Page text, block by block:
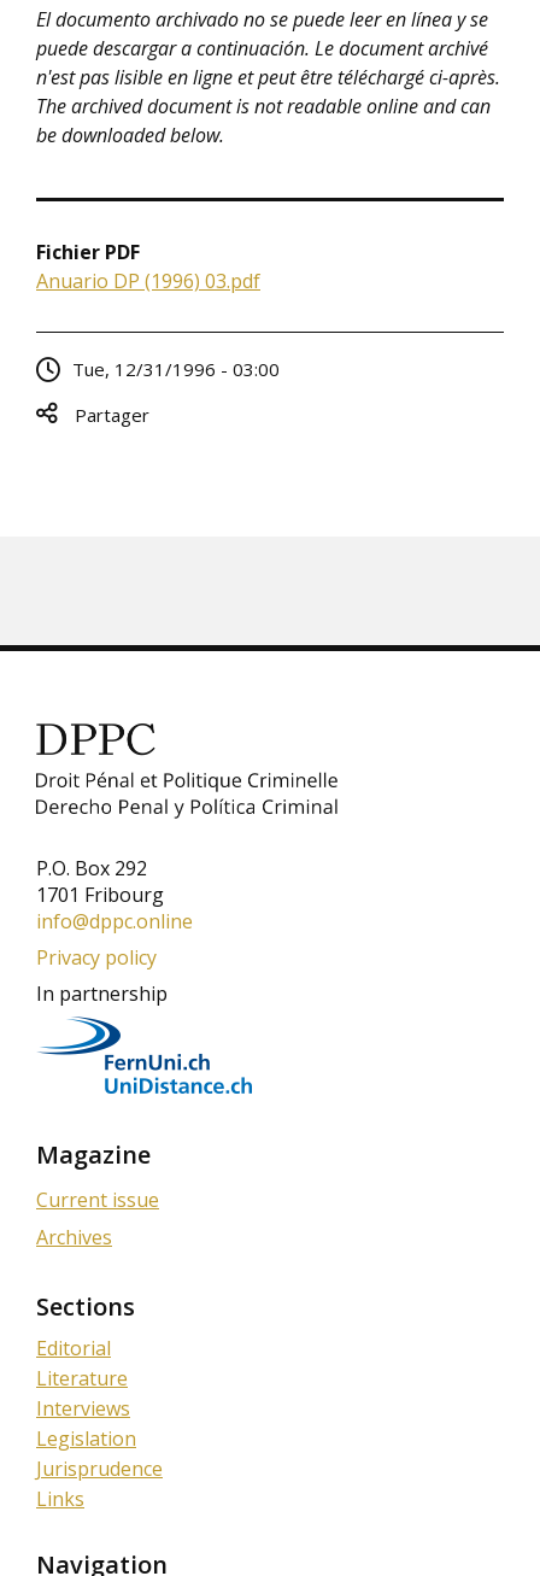
El documento archivado no se puede leer en línea y se
puede descargar a continuación. Le document archivé
n'est pas lisible en ligne et peut être téléchargé ci-après.
The archived document is not readable online and can
be downloaded below.
Fichier PDF
Anuario DP (1996) 03.pdf
Tue, 12/31/1996 - 03:00
Partager
P.O. Box 292
1701 Fribourg
info@dppc.online
Privacy policy
In partnership
Magazine
Current issue
Archives
Sections
Editorial
Literature
Interviews
Legislation
Jurisprudence
Links
Navigation